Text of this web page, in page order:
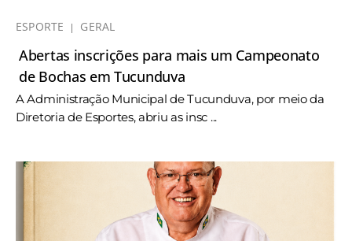
ESPORTE GERAL
Abertas inscrições para mais um Campeonato
de Bochas em Tucunduva
A Administração Municipal de Tucunduva, por meio da
Diretoria de Esportes, abriu as insc ...